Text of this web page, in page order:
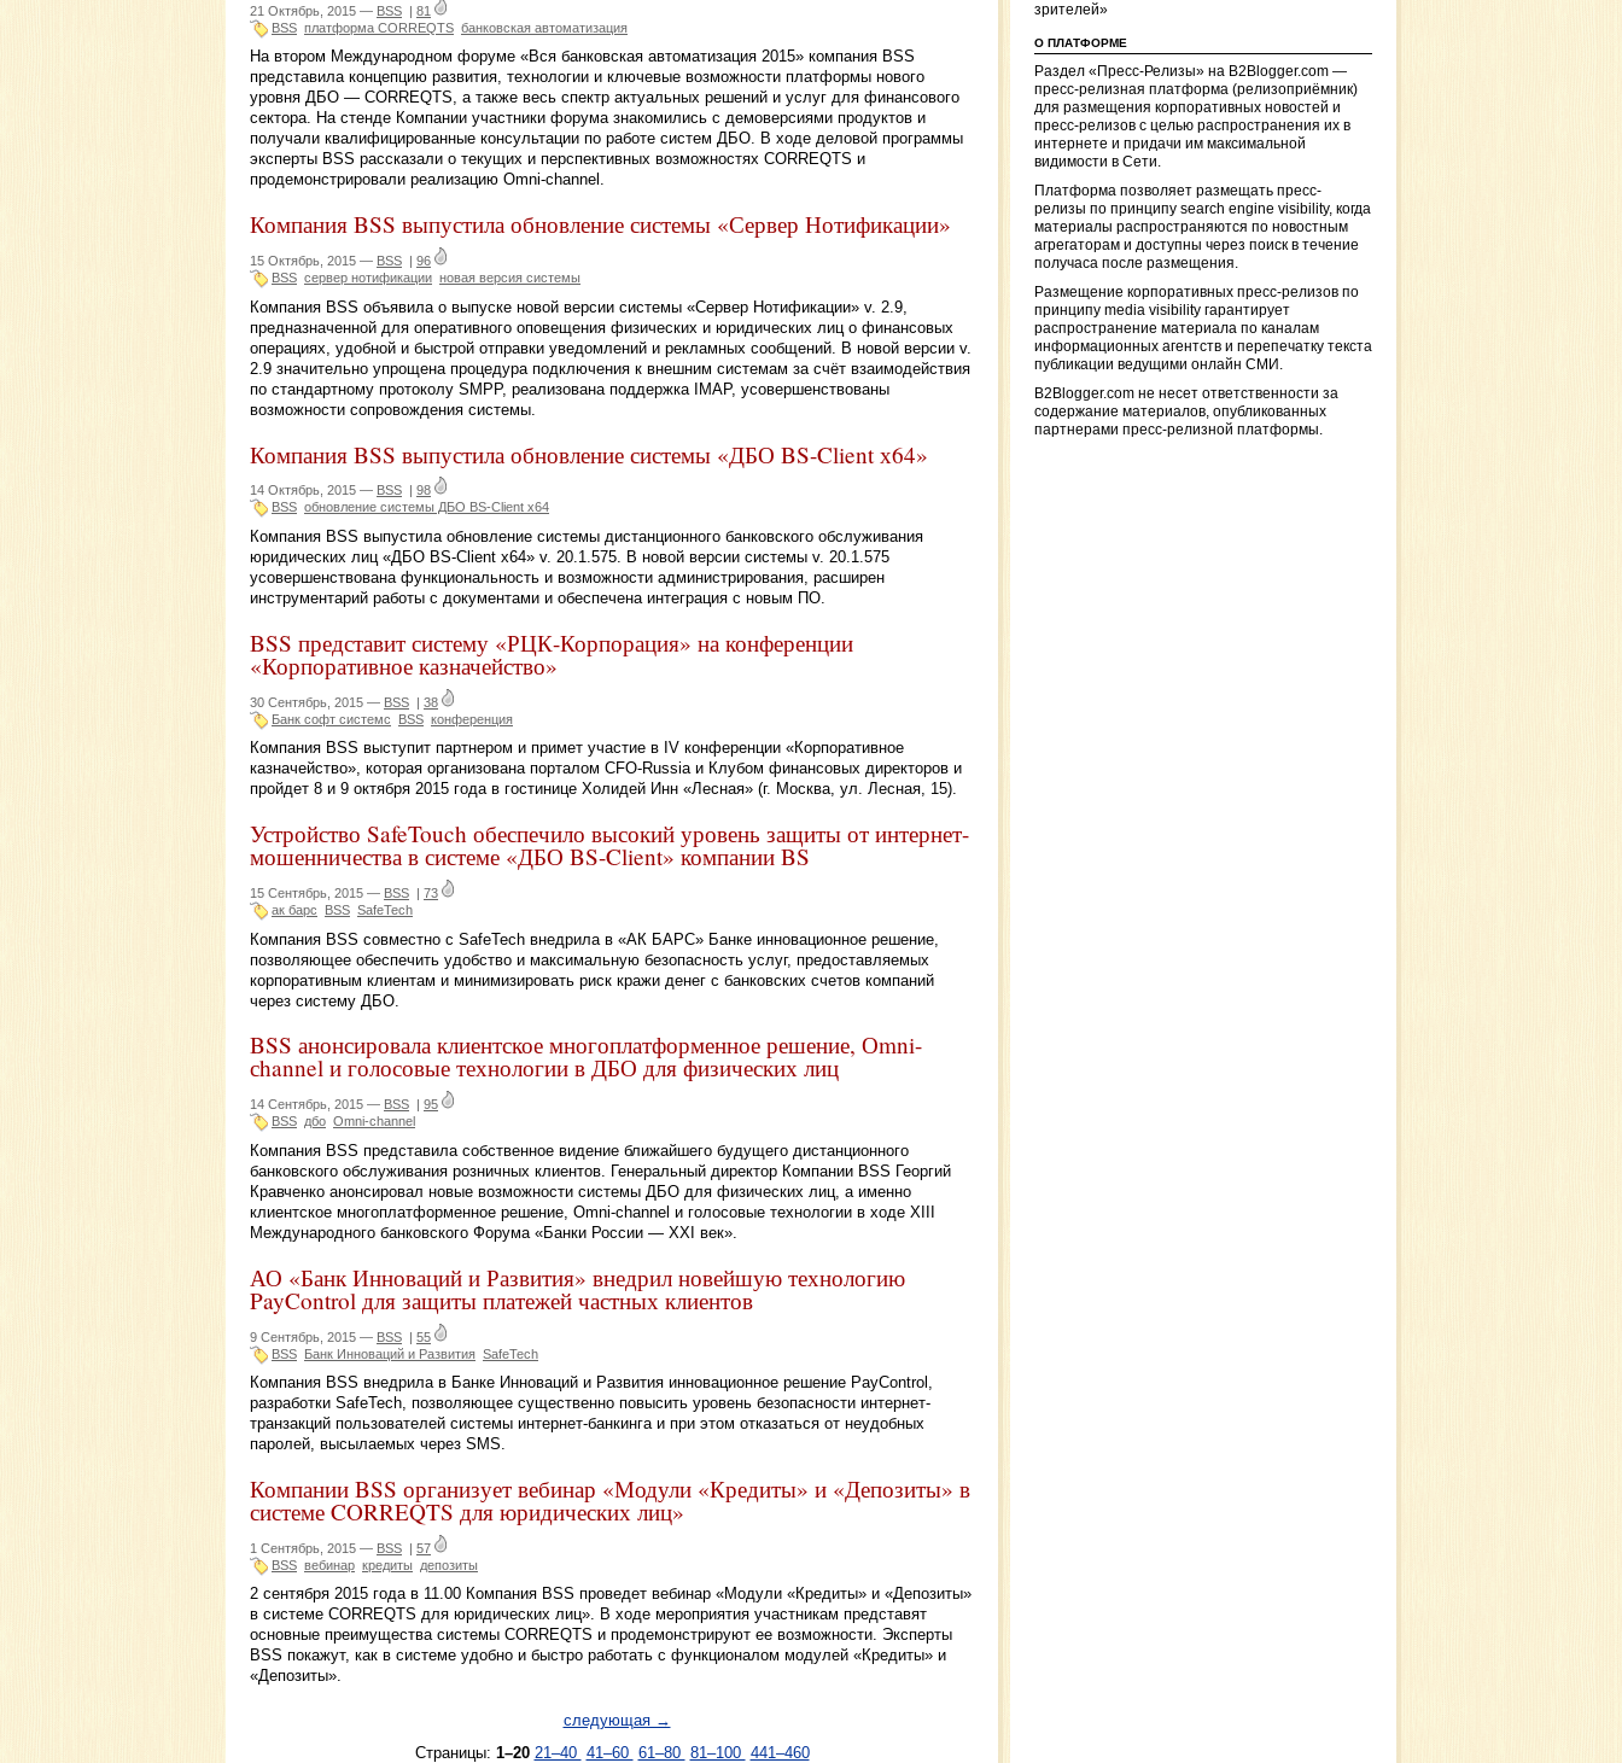
21 Октябрь, 2015 — BSS | 81
BSS платформа CORREQTS банковская автоматизация
На втором Международном форуме «Вся банковская автоматизация 2015» компания BSS
представила концепцию развития, технологии и ключевые возможности платформы нового
уровня ДБО — CORREQTS, а также весь спектр актуальных решений и услуг для финансового
сектора. На стенде Компании участники форума знакомились с демоверсиями продуктов и
получали квалифицированные консультации по работе систем ДБО. В ходе деловой программы
эксперты BSS рассказали о текущих и перспективных возможностях CORREQTS и
продемонстрировали реализацию Omni-channel.
Компания BSS выпустила обновление системы «Сервер Нотификации»
15 Октябрь, 2015 — BSS
96
BSS сервер нотификации новая версия системы
Компания BSS объявила о выпуске новой версии системы «Сервер Нотификации» v. 2.9,
предназначенной для оперативного оповещения физических и юридических лиц о финансовых
операциях, удобной и быстрой отправки уведомлений и рекламных сообщений. В новой версии v.
2.9 значительно упрощена процедура подключения к внешним системам за счёт взаимодействия
по стандартному протоколу SMPP, реализована поддержка IMAP, усовершенствованы
возможности сопровождения системы.
Компания BSS выпустила обновление системы «ДБО BS-Client х64»
14 Октябрь, 2015 — BSS
98
BSS обновление системы ДБО BS-Client х64
Компания BSS выпустила обновление системы дистанционного банковского обслуживания
юридических лиц «ДБО BS-Client x64» v. 20.1.575. В новой версии системы v. 20.1.575
усовершенствована функциональность и возможности администрирования, расширен
инструментарий работы с документами и обеспечена интеграция с новым ПО.
BSS представит систему «РЦК-Корпорация» на конференции
«Корпоративное казначейство»
30 Сентябрь, 2015 — BSS | 38
Банк софт системс
BSS конференция
Компания BSS выступит партнером и примет участие в IV конференции «Корпоративное
казначейство», которая организована порталом CFO-Russia и Клубом финансовых директоров и
пройдет 8 и 9 октября 2015 года в гостинице Холидей Инн «Лесная» (г. Москва, ул. Лесная, 15).
Устройство SafeTouch обеспечило высокий уровень защиты от интернет-
мошенничества в системе «ДБО BS-Client» компании BS
15 Сентябрь, 2015 — BSS | 73
ак барс
BSS SafeTech
Компания BSS совместно с SafeTech внедрила в «АК БАРС» Банке инновационное решение,
позволяющее обеспечить удобство и максимальную безопасность услуг, предоставляемых
корпоративным клиентам и минимизировать риск кражи денег с банковских счетов компаний
через систему ДБО.
BSS анонсировала клиентское многоплатформенное решение, Оmni-
сhannel и голосовые технологии в ДБО для физических лиц
14 Сентябрь, 2015 — BSS
95
BSS дбо Оmni-сhannel
Компания BSS представила собственное видение ближайшего будущего дистанционного
банковского обслуживания розничных клиентов. Генеральный директор Компании BSS Георгий
Кравченко анонсировал новые возможности системы ДБО для физических лиц, а именно
клиентское многоплатформенное решение, Оmni-сhannel и голосовые технологии в ходе XIII
Международного банковского Форума «Банки России — XXI век».
АО «Банк Инноваций и Развития» внедрил новейшую технологию
PayControl для защиты платежей частных клиентов
9 Сентябрь, 2015 — BSS | 55
BSS Банк Инноваций и Развития SafeTech
Компания BSS внедрила в Банке Инноваций и Развития инновационное решение PayControl,
разработки SafeTech, позволяющее существенно повысить уровень безопасности интернет-
транзакций пользователей системы интернет-банкинга и при этом отказаться от неудобных
паролей, высылаемых через SMS.
Компании BSS организует вебинар «Модули «Кредиты» и «Депозиты» в
системе CORREQTS для юридических лиц»
1 Сентябрь, 2015 — BSS | 57
BSS вебинар кредиты депозиты
2 сентября 2015 года в 11.00 Компания BSS проведет вебинар «Модули «Кредиты» и «Депозиты»
в системе CORREQTS для юридических лиц». В ходе мероприятия участникам представят
основные преимущества системы CORREQTS и продемонстрируют ее возможности. Эксперты
BSS покажут, как в системе удобно и быстро работать с функционалом модулей «Кредиты» и
«Депозиты».
следующая →
Страницы: 1–20 21–40 41–60 61–80 81–100 441–460
зрителей»
О ПЛАТФОРМЕ
Раздел «Пресс-Релизы» на B2Blogger.com —
пресс-релизная платформа (релизоприёмник)
для размещения корпоративных новостей и
пресс-релизов с целью распространения их в
интернете и придачи им максимальной
видимости в Сети.
Платформа позволяет размещать пресс-
релизы по принципу search engine visibility, когда
материалы распространяются по новостным
агрегаторам и доступны через поиск в течение
получаса после размещения.
Размещение корпоративных пресс-релизов по
принципу media visibility гарантирует
распространение материала по каналам
информационных агентств и перепечатку текста
публикации ведущими онлайн СМИ.
B2Blogger.com не несет ответственности за
содержание материалов, опубликованных
партнерами пресс-релизной платформы.